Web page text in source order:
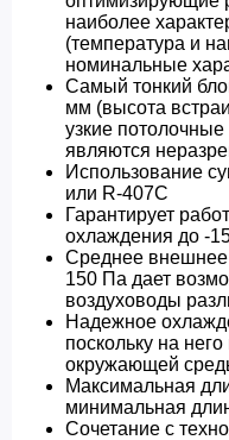
наиболее
(температура и
номинальные
Самый тонкий
мм (высота
узкие
являются
Использование
или R-407C
Гарантирует
охлаждения до -
Среднее внешнее
150 Па дает
воздуховоды
Надежное
поскольку на
окружающей
Максимальная
минимальная
Сочетание с